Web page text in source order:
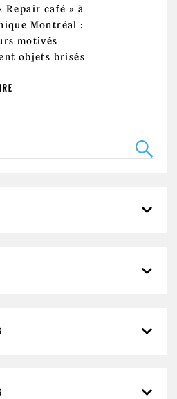
Repair café » à
Montréal :
motivés
objets brisés